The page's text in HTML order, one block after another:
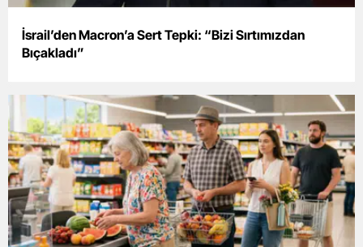
Erzurum
Gaziantep
Giresun
Gümüşhane
Hakkari
Hatay
İsrail’den Macron’a Sert Tepki: “Bizi Sırtımızdan
Bıçakladı”